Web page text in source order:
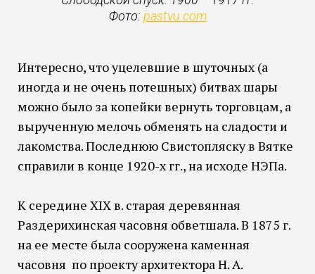
Фото: pastvu.com
Интересно, что уцелевшие в шуточных (а
иногда и не очень потешных) битвах шары
можно было за копейки вернуть торговцам, а
вырученную мелочь обменять на сладости и
лакомства. Последнюю Свистопляску в Вятке
справили в конце 1920-х гг., на исходе НЭПа.
К середине XIX в. старая деревянная
Раздерихинская часовня обветшала. В 1875 г.
на ее месте была сооружена каменная
часовня по проекту архитектора Н. А.